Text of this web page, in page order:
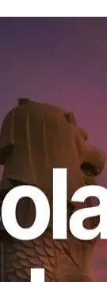
CEO:
bahwa *
Metal server * *
terjual habis.